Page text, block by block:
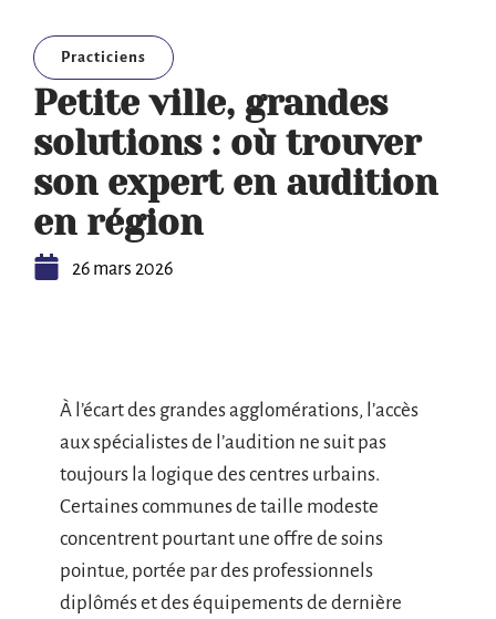
Practiciens
Petite ville, grandes
solutions : où trouver
son expert en audition
en région
26 mars 2026
À l’écart des grandes agglomérations, l’accès
aux spécialistes de l’audition ne suit pas
toujours la logique des centres urbains.
Certaines communes de taille modeste
concentrent pourtant une offre de soins
pointue, portée par des professionnels
diplômés et des équipements de dernière